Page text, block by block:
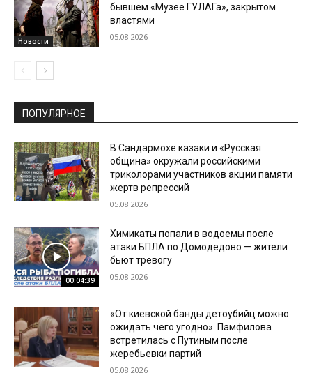
Новости
бывшем «Музее ГУЛАГа», закрытом
властями
05.08.2026
ПОПУЛЯРНОЕ
В Сандармохе казаки и «Русская
община» окружали российскими
триколорами участников акции памяти
жертв репрессий
05.08.2026
00:04:39
Химикаты попали в водоемы после
атаки БПЛА по Домодедово — жители
бьют тревогу
05.08.2026
«От киевской банды детоубийц можно
ожидать чего угодно». Памфилова
встретилась с Путиным после
жеребьевки партий
05.08.2026